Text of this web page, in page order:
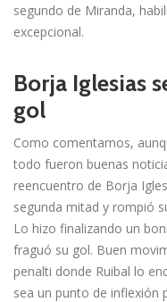
segundo de Miranda,
excepcional.
Borja Iglesias
gol
Como comentamos,
todo fueron buenas
reencuentro de Borja
segunda mitad y rompió
Lo hizo finalizando un
fraguó su gol. Buen
penalti donde Ruibal lo
sea un punto de inflexión